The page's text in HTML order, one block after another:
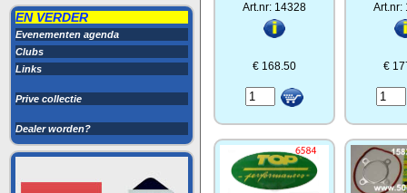
EN VERDER
Evenementen agenda
Clubs
Links
Prive collectie
Dealer worden?
Art.nr: 14328
€ 168.50
Art.nr:
€